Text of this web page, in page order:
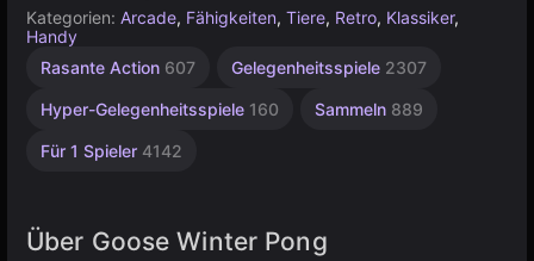
Kategorien: Arcade, Fähigkeiten, Tiere, Retro, Klassiker,
Handy
Rasante Action 607 Gelegenheitsspiele 2307
Hyper-Gelegenheitsspiele 160 Sammeln 889
Für 1 Spieler 4142
Über Goose Winter Pong